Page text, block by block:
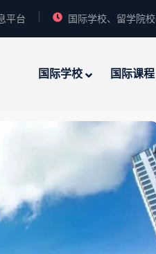
平台 国际学校、留学院
国际学校 国际课程